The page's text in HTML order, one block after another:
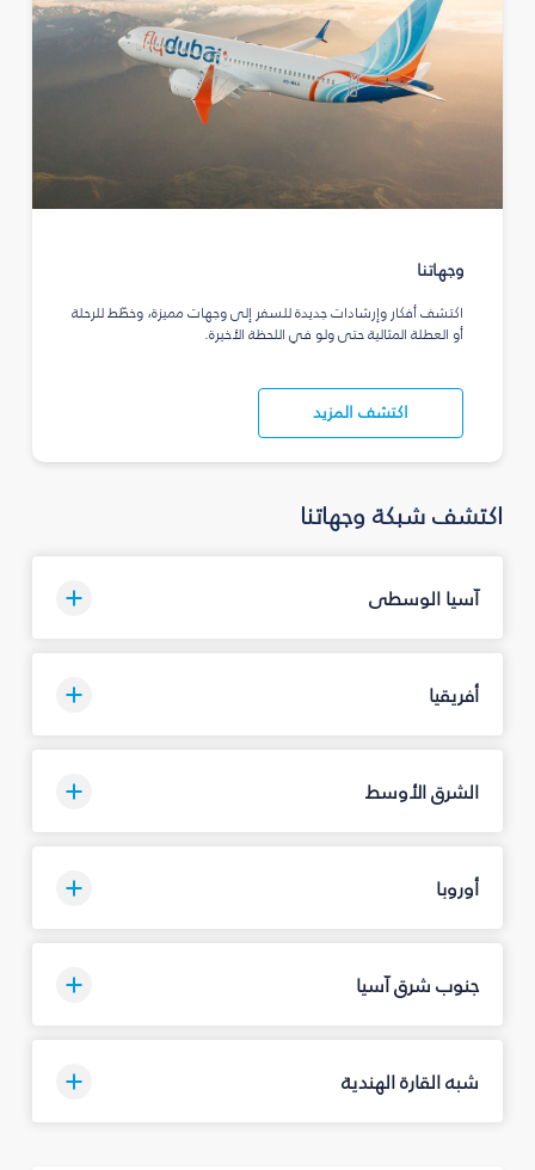
وجهاتنا
اكتشف أفكار وإرشادات جديدة للسفر إلى وجهات مميزة، وخطّط للرحلة
أو العطلة المثالية حتى ولو في اللحظة الأخيرة.
اكتشف المزيد
اكتشف شبكة وجهاتنا
آسيا الوسطى
أفريقيا
الشرق الأوسط
أوروبا
جنوب شرق آسيا
شبه القارة الهندية